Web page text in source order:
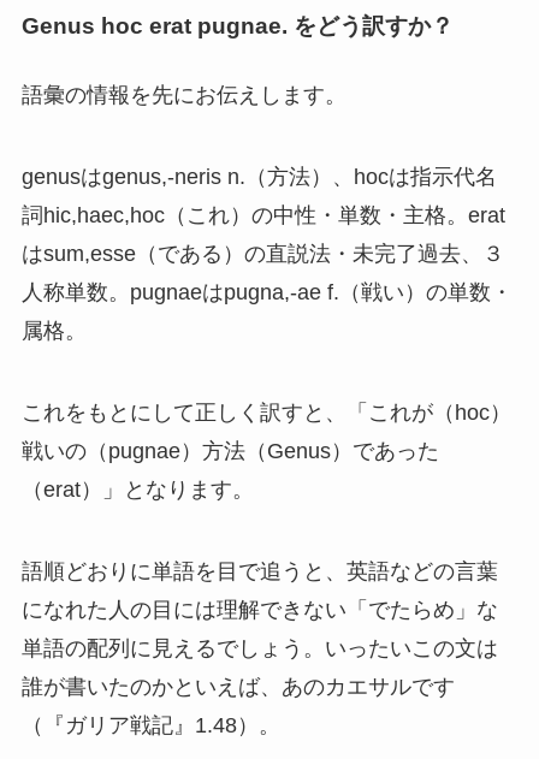
Genus hoc erat pugnae. をどう訳すか？
語彙の情報を先にお伝えします。
genusはgenus,-neris n.（方法）、hocは指示代名
詞hic,haec,hoc（これ）の中性・単数・主格。erat
はsum,esse（である）の直説法・未完了過去、３
人称単数。pugnaeはpugna,-ae f.（戦い）の単数・
属格。
これをもとにして正しく訳すと、「これが（hoc）
戦いの（pugnae）方法（Genus）であった
（erat）」となります。
語順どおりに単語を目で追うと、英語などの言葉
になれた人の目には理解できない「でたらめ」な
単語の配列に見えるでしょう。いったいこの文は
誰が書いたのかといえば、あのカエサルです
（『ガリア戦記』1.48）。